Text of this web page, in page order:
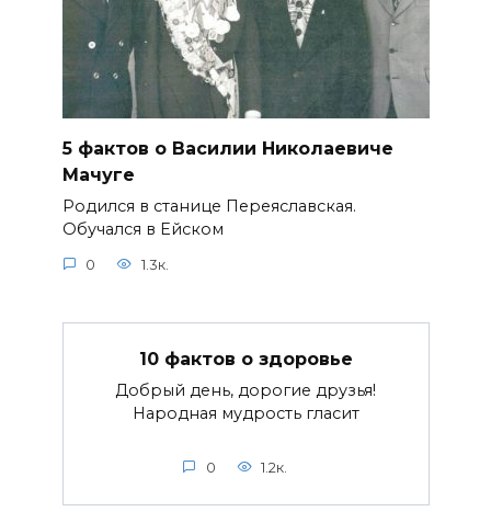
5 фактов о Василии Николаевиче
Мачуге
Родился в станице Переяславская.
Обучался в Ейском
0 1.3к.
10 фактов о здоровье
Добрый день, дорогие друзья!
Народная мудрость гласит
0 1.2к.